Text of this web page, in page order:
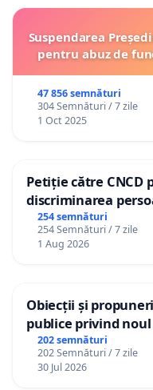
Suspendarea
pentru abuz de
47 856 semnături
304 Semnături / 7 zile
1 Oct 2025
Petiție către
discriminarea
către utilizatorul
254 semnături
254 Semnături / 7 zile
1 Aug 2026
Obiecții și
publice privind
(PUG) Ialoveni
202 semnături
202 Semnături / 7 zile
30 Jul 2026